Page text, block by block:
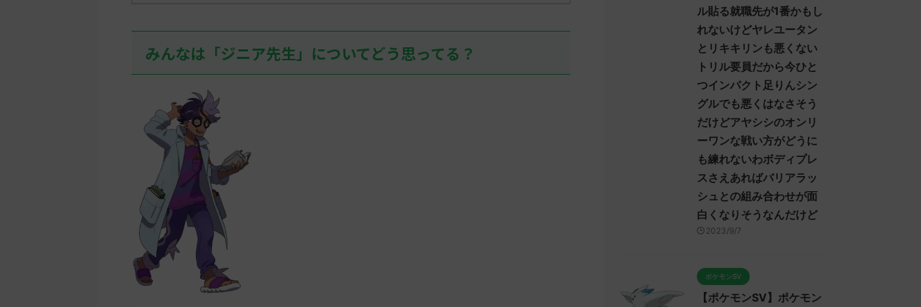
て、アヤシシ様でアイキャンフラ
ん0 ...
みんなは「ジニア先生」についてどう思ってる？
ル貼る就職先が1番かもし
れないけどヤレユータン
とリキキリンも悪くない
トリル要員だから今ひと
つインパクト足りんシン
グルでも悪くはなさそう
だけどアヤシシのオンリ
ーワンな戦い方がどうに
も練れないわボディプレ
スさえあればバリアラッ
シュとの組み合わせが面
白くなりそうなんだけど
2023/9/7
ポケモンSV
【ポケモンSV】ポケモン